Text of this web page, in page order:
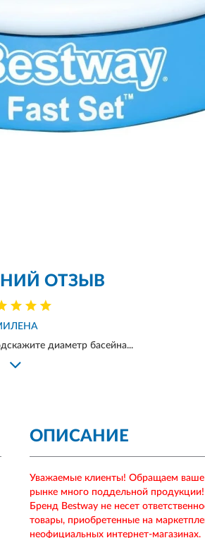
ОТЗЫВ
диаметр басейна...
ОПИСАНИЕ
Уважаемые клиенты! Обращаем ваше
рынке много поддельной продукции!
Бренд Bestway не несет
товары, приобретенные на
неофициальных интернет-магазинах.